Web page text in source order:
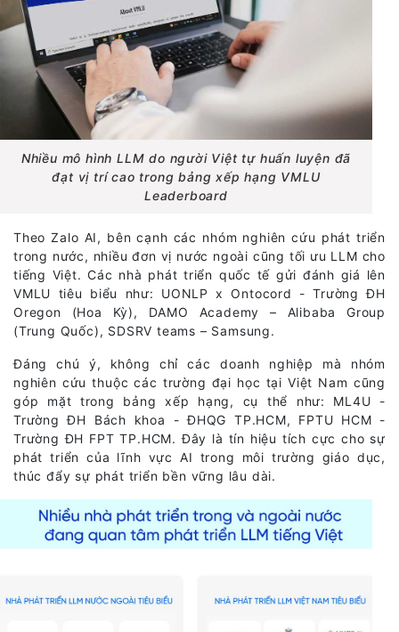
Nhiều mô hình LLM do người Việt tự huấn luyện đã
đạt vị trí cao trong bảng xếp hạng VMLU
Leaderboard
Theo Zalo AI, bên cạnh các nhóm nghiên cứu phát triển
trong nước, nhiều đơn vị nước ngoài cũng tối ưu LLM cho
tiếng Việt. Các nhà phát triển quốc tế gửi đánh giá lên
VMLU tiêu biểu như: UONLP x Ontocord - Trường ĐH
Oregon (Hoa Kỳ), DAMO Academy – Alibaba Group
(Trung Quốc), SDSRV teams – Samsung.
Đáng chú ý, không chỉ các doanh nghiệp mà nhóm
nghiên cứu thuộc các trường đại học tại Việt Nam cũng
góp mặt trong bảng xếp hạng, cụ thể như: ML4U -
Trường ĐH Bách khoa - ĐHQG TP.HCM, FPTU HCM -
Trường ĐH FPT TP.HCM. Đây là tín hiệu tích cực cho sự
phát triển của lĩnh vực AI trong môi trường giáo dục,
thúc đẩy sự phát triển bền vững lâu dài.